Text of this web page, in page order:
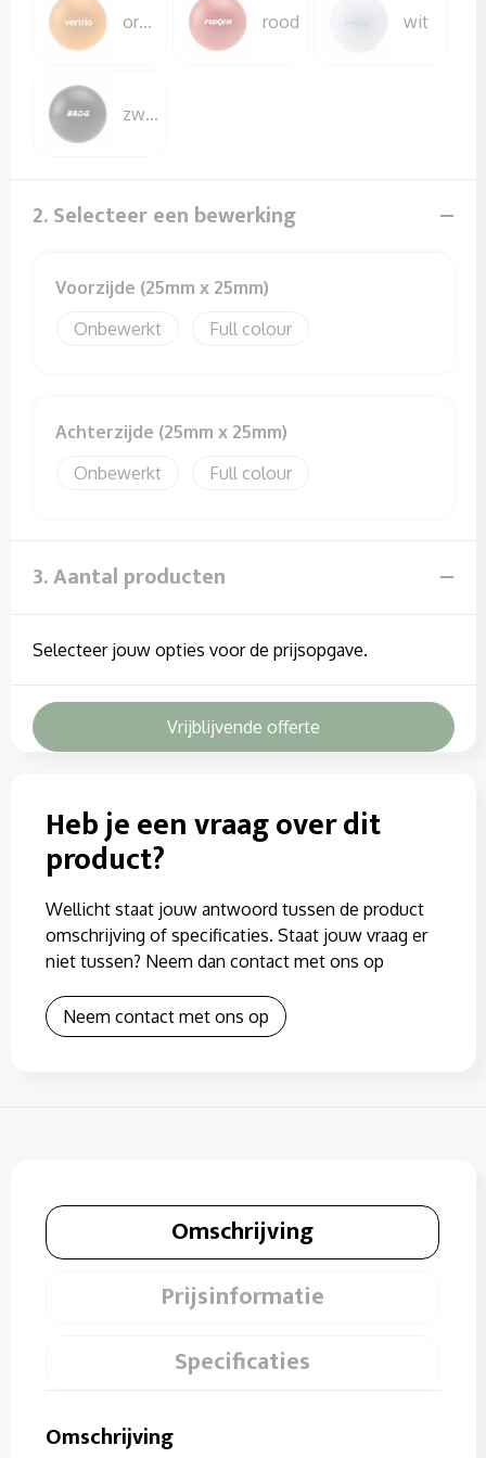
T-Shirts
Veiligheidssignalering en Verlichting
Vesten
oranje rood wit
zwart
2. Selecteer een bewerking
Voorzijde (25mm x 25mm)
Onbewerkt
Full colour
Achterzijde (25mm x 25mm)
Onbewerkt
Full colour
3. Aantal producten
Selecteer jouw opties voor de prijsopgave.
Vrijblijvende offerte
Heb je een vraag over dit
product?
Wellicht staat jouw antwoord tussen de product
omschrijving of specificaties. Staat jouw vraag er
niet tussen? Neem dan contact met ons op
Neem contact met ons op
Omschrijving
Prijsinformatie
Specificaties
Omschrijving